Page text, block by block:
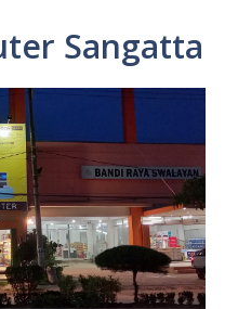
Sangatta